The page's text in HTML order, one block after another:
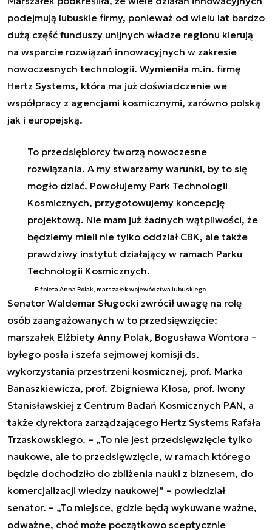
podejmują lubuskie firmy, ponieważ od wielu lat bardzo
dużą część funduszy unijnych władze regionu kierują
na wsparcie rozwiązań innowacyjnych w zakresie
nowoczesnych technologii. Wymieniła m.in. firmę
Hertz Systems, która ma już doświadczenie we
współpracy z agencjami kosmicznymi, zarówno polską
jak i europejską.
To przedsiębiorcy tworzą nowoczesne
rozwiązania. A my stwarzamy warunki, by to się
mogło dziać. Powołujemy Park Technologii
Kosmicznych, przygotowujemy koncepcję
projektową. Nie mam już żadnych wątpliwości, że
będziemy mieli nie tylko oddział CBK, ale także
prawdziwy instytut działający w ramach Parku
Technologii Kosmicznych.
Elżbieta Anna Polak, marszałek województwa lubuskiego
Senator Waldemar Sługocki zwrócił uwagę na rolę
osób zaangażowanych w to przedsięwzięcie:
marszałek Elżbiety Anny Polak, Bogusława Wontora –
byłego posła i szefa sejmowej komisji ds.
wykorzystania przestrzeni kosmicznej, prof. Marka
Banaszkiewicza, prof. Zbigniewa Kłosa, prof. Iwony
Stanisławskiej z Centrum Badań Kosmicznych PAN, a
także dyrektora zarządzającego Hertz Systems Rafała
Trzaskowskiego. – „To nie jest przedsięwzięcie tylko
naukowe, ale to przedsięwzięcie, w ramach którego
będzie dochodziło do zbliżenia nauki z biznesem, do
komercjalizacji wiedzy naukowej” – powiedział
senator. – „To miejsce, gdzie będą wykuwane ważne,
odważne, choć może początkowo sceptycznie